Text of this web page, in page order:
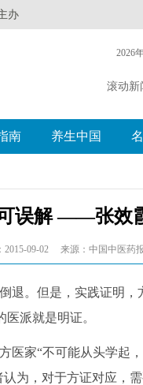
办
2026
滚动新
南 养生中国
误解 ——张效
2015-09-02 来源：中国中医药
退。但是，实践证明
派就是明证。
医家“不可能从头学
为，对于方证对应，